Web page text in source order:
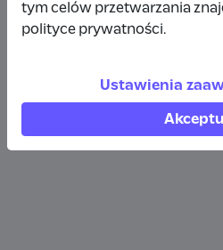
Wpłata anonimowa
Zobacz
tym celów przetwarzania
polityce prywatności.
Ustawienia